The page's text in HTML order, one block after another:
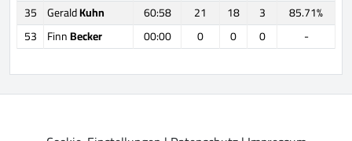
35 GeraldKuhn 60:58 21 18 3
85.71%
53 FinnBecker 00:00 0 0 0 -